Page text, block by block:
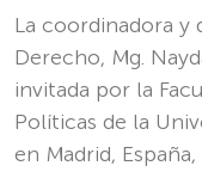
La coordinadora y
Derecho, Mg.
invitada por la
Políticas de la
en Madrid,